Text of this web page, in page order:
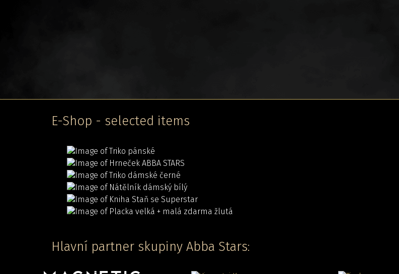
E-Shop - selected items
Hlavní partner skupiny Abba Stars: